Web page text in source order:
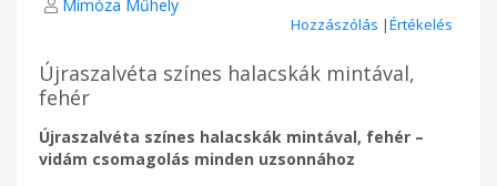
Mimóza Műhely
Hozzászólás |Értékelés
Újraszalvéta színes halacskák mintával,
fehér
Újraszalvéta színes halacskák mintával, fehér –
vidám csomagolás minden uzsonnához